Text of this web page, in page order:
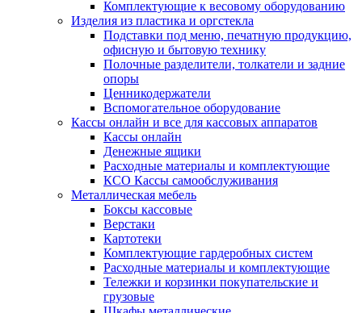
Комплектующие к весовому оборудованию
Изделия из пластика и оргстекла
Подставки под меню, печатную продукцию,
офисную и бытовую технику
Полочные разделители, толкатели и задние
опоры
Ценникодержатели
Вспомогательное оборудование
Кассы онлайн и все для кассовых аппаратов
Кассы онлайн
Денежные ящики
Расходные материалы и комплектующие
КСО Кассы самообслуживания
Металлическая мебель
Боксы кассовые
Верстаки
Картотеки
Комплектующие гардеробных систем
Расходные материалы и комплектующие
Тележки и корзинки покупательские и
грузовые